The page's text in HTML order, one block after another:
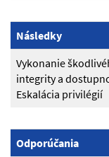
Následky
Vykonanie
integrity a
Eskalácia privilégií
Odporúčania